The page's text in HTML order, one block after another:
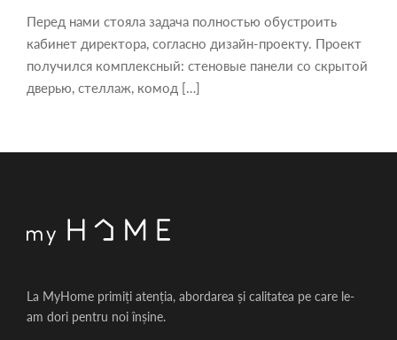
Перед нами стояла задача полностью обустроить
кабинет директора, согласно дизайн-проекту. Проект
получился комплексный: стеновые панели со скрытой
дверью, стеллаж, комод […]
La MyHome primiți atenția, abordarea și calitatea pe care le-
am dori pentru noi înșine.